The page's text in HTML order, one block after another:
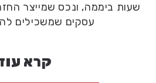
שעות ביממה, ונכס שמייצר
עסקים שמשכילים
קרא